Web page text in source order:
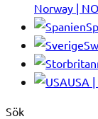
Norway | NO
USA |
Sök